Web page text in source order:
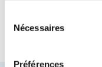
Nécessaires
Préférences